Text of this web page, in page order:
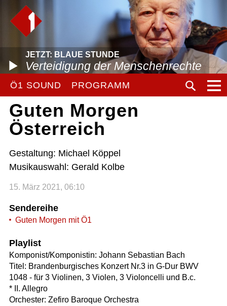
JETZT: BLAUE STUNDE
Verteidigung der Menschenrechte
Ö1 SOUND PROGRAMM
Guten Morgen
Österreich
Gestaltung: Michael Köppel
Musikauswahl: Gerald Kolbe
15. März 2021, 06:10
Sendereihe
Guten Morgen mit Ö1
Playlist
Komponist/Komponistin: Johann Sebastian Bach
Titel: Brandenburgisches Konzert Nr.3 in G-Dur BWV
1048 - für 3 Violinen, 3 Violen, 3 Violoncelli und B.c.
* II. Allegro
Orchester: Zefiro Baroque Orchestra